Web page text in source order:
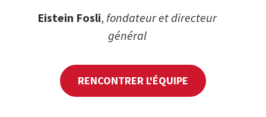
Eistein Fosli, fondateur et directeur
général
RENCONTRER L'ÉQUIPE